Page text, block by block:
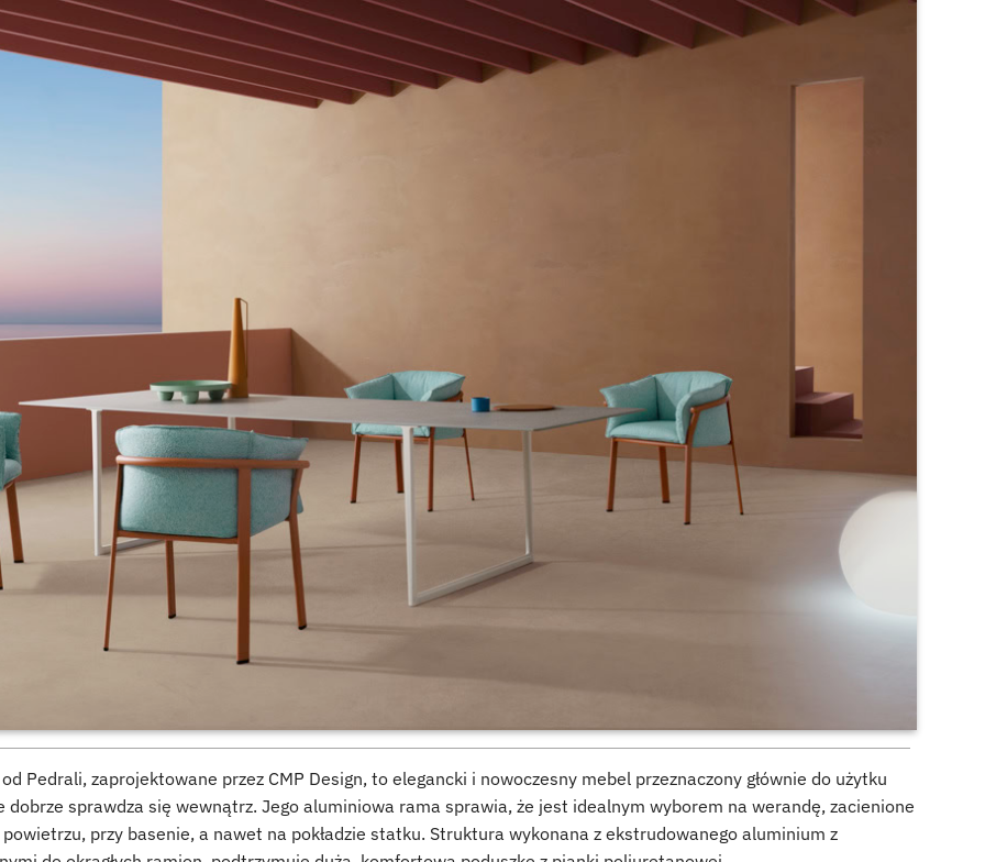
Pedrali, zaprojektowane przez CMP Design, to elegancki i nowoczesny mebel przeznaczony głównie do użytku
dobrze sprawdza się wewnątrz. Jego aluminiowa rama sprawia, że jest idealnym wyborem na werandę, zacienione
przy basenie, a nawet na pokładzie statku. Struktura wykonana z ekstrudowanego aluminium z